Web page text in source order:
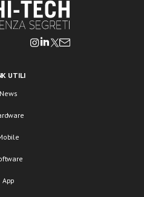
UTILI
News
App